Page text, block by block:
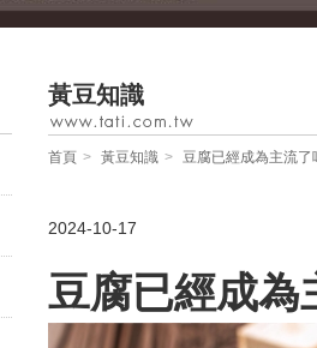
黃豆知識
首頁 黃豆知識 豆腐已經成為主流了
2024-10-17
豆腐已經成為